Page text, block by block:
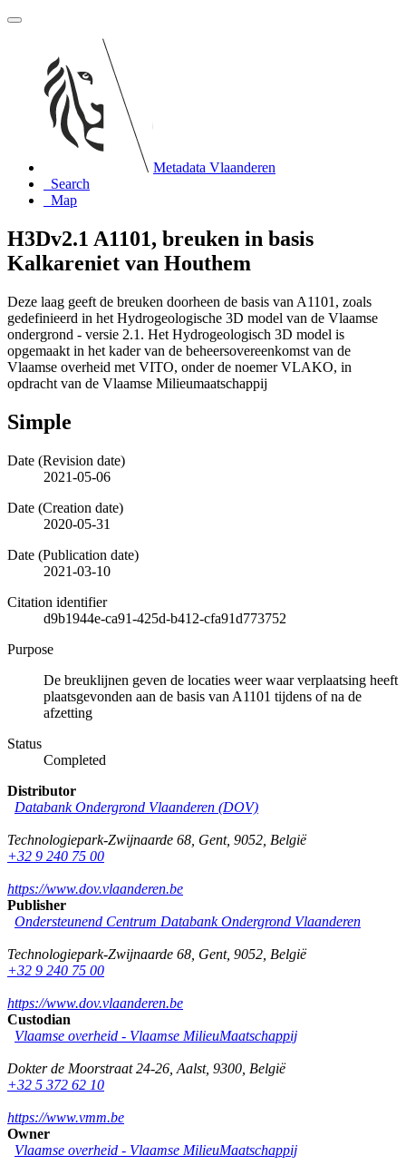
Metadata Vlaanderen
Search
Map
H3Dv2.1 A1101, breuken in basis
Kalkareniet van Houthem
Deze laag geeft de breuken doorheen de basis van A1101, zoals
gedefinieerd in het Hydrogeologische 3D model van de Vlaamse
ondergrond - versie 2.1. Het Hydrogeologisch 3D model is
opgemaakt in het kader van de beheersovereenkomst van de
Vlaamse overheid met VITO, onder de noemer VLAKO, in
opdracht van de Vlaamse Milieumaatschappij
Simple
Date (Revision date)
2021-05-06
Date (Creation date)
2020-05-31
Date (Publication date)
2021-03-10
Citation identifier
d9b1944e-ca91-425d-b412-cfa91d773752
Purpose
De breuklijnen geven de locaties weer waar verplaatsing heeft
plaatsgevonden aan de basis van A1101 tijdens of na de
afzetting
Status
Completed
Distributor
Databank Ondergrond Vlaanderen (DOV)
Technologiepark-Zwijnaarde 68 Gent, 9052 België
+32 9 240 75 00
https://www.dov.vlaanderen.be
Publisher
Ondersteunend Centrum Databank Ondergrond Vlaanderen
Technologiepark-Zwijnaarde 68 Gent, 9052 België
+32 9 240 75 00
https://www.dov.vlaanderen.be
Custodian
Vlaamse overheid - Vlaamse MilieuMaatschappij
Dokter de Moorstraat 24-26 Aalst, 9300 België
+32 5 372 62 10
https://www.vmm.be
Owner
Vlaamse overheid - Vlaamse MilieuMaatschappij